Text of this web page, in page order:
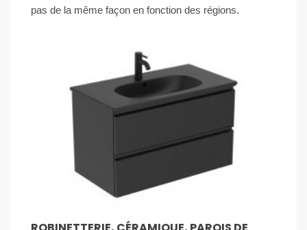
pas de la même façon en fonction des régions.